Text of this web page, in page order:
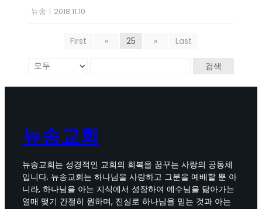
뉴송 | 2018.11.10
First « 25 » Last
검색
뉴송교회
뉴송교회는 성경적인 교회의 회복을 꿈꾸는 사랑의 공동체
입니다. 뉴송교회는 하나님을 사랑하고 그분을 예배할 뿐 아
니라, 하나님을 아는 지식에서 성장하여 예수님을 닮아가는
열매 맺기 간절히 원하며, 진실로 하나님을 믿는 것과 아는